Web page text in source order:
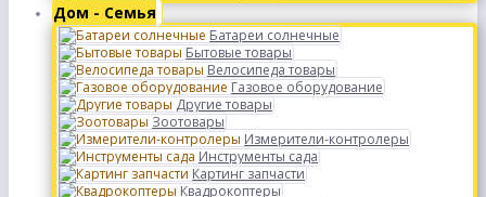
Дом - Семья
Батареи солнечные
Бытовые товары
Велосипеда товары
Газовое оборудование
Другие товары
Зоотовары
Измерители-контролеры
Инструменты сада
Картинг запчасти
Квадрокоптеры